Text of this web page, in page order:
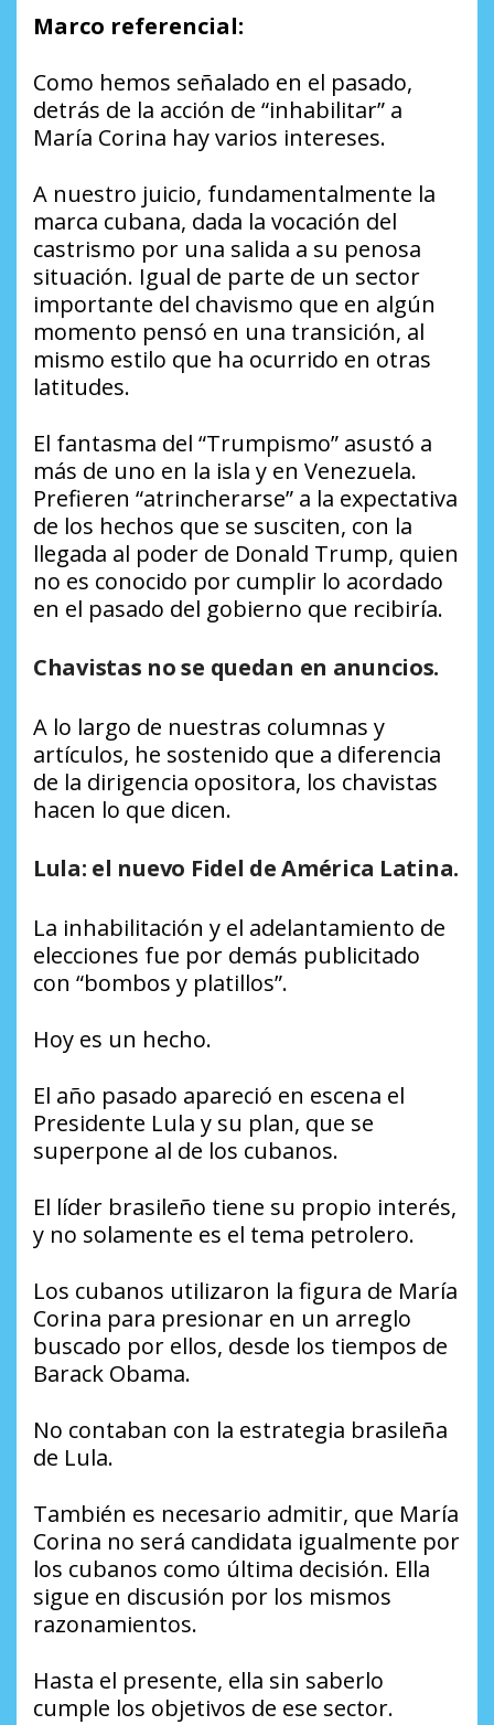
Marco referencial:
Como hemos señalado en el pasado,
detrás de la acción de “inhabilitar” a
María Corina hay varios intereses.
A nuestro juicio, fundamentalmente la
marca cubana, dada la vocación del
castrismo por una salida a su penosa
situación. Igual de parte de un sector
importante del chavismo que en algún
momento pensó en una transición, al
mismo estilo que ha ocurrido en otras
latitudes.
El fantasma del “Trumpismo” asustó a
más de uno en la isla y en Venezuela.
Prefieren “atrincherarse” a la expectativa
de los hechos que se susciten, con la
llegada al poder de Donald Trump, quien
no es conocido por cumplir lo acordado
en el pasado del gobierno que recibiría.
Chavistas no se quedan en anuncios.
A lo largo de nuestras columnas y
artículos, he sostenido que a diferencia
de la dirigencia opositora, los chavistas
hacen lo que dicen.
Lula: el nuevo Fidel de América Latina.
La inhabilitación y el adelantamiento de
elecciones fue por demás publicitado
con “bombos y platillos”.
Hoy es un hecho.
El año pasado apareció en escena el
Presidente Lula y su plan, que se
superpone al de los cubanos.
El líder brasileño tiene su propio interés,
y no solamente es el tema petrolero.
Los cubanos utilizaron la figura de María
Corina para presionar en un arreglo
buscado por ellos, desde los tiempos de
Barack Obama.
No contaban con la estrategia brasileña
de Lula.
También es necesario admitir, que María
Corina no será candidata igualmente por
los cubanos como última decisión. Ella
sigue en discusión por los mismos
razonamientos.
Hasta el presente, ella sin saberlo
cumple los objetivos de ese sector.